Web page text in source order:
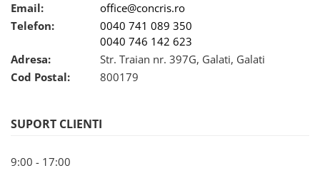
Email:
office@concris.ro
Telefon:
0040 741 089 350
0040 746 142 623
Adresa:
Str. Traian nr. 397G, Galati, Galati
Cod Postal:
800179
SUPORT CLIENTI
9:00 - 17:00